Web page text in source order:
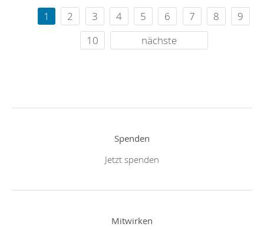
1 2 3 4 5 6 7 8
9
10
nächste
Spenden
Jetzt spenden
Mitwirken